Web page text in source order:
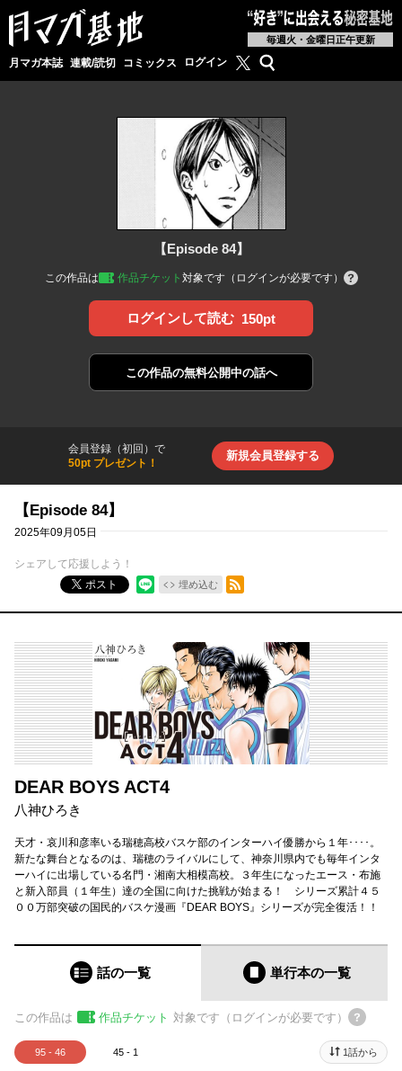
毎週火・金曜日正午更新
月マガ本誌 連載/読切 コミックス ログイン 月マガ基地公式X
検索
【Episode 84】
この作品は 作品チケット 対象です（ログインが必要です）
ログインして読む 150pt
この作品の無料公開中の話へ
会員登録（初回）で
50pt プレゼント！
新規会員登録する
【Episode 84】
2025年09月05日
シェアして応援しよう！
ポスト
埋め込む
RSSフィード
DEAR BOYS ACT4
八神ひろき
天才・哀川和彦率いる瑞穂高校バスケ部のインターハイ優勝から１年････。
新たな舞台となるのは、瑞穂のライバルにして、神奈川県内でも毎年インタ
ーハイに出場している名門・湘南大相模高校。３年生になったエース・布施
と新入部員（１年生）達の全国に向けた挑戦が始まる！ シリーズ累計４５
００万部突破の国民的バスケ漫画『DEAR BOYS』シリーズが完全復活！！
話の一覧 単行本の一覧
この作品は 作品チケット 対象です（ログインが必要です）
95 - 46 45 - 1 1話から